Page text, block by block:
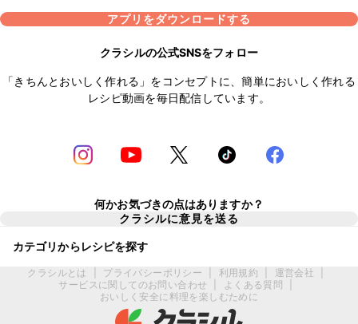
アプリをダウンロードする
クラシルの公式SNSをフォロー
「きちんとおいしく作れる」をコンセプトに、簡単においしく作れる
レシピ動画を毎日配信しています。
何かお気づきの点はありますか？
クラシルに意見を送る
カテゴリからレシピを探す
クラシルとは プライバシーポリシー 利用規約 運営会社
サービスに関してのお問い合わせ
よくある質問
おいしく安全に料理を楽しむために